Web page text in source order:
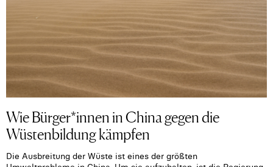
Wie Bürger*innen in China gegen die
Wüstenbildung kämpfen
Die Ausbreitung der Wüste ist eines der größten